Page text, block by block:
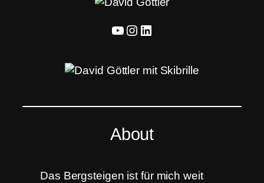
YouTube Instagram LinkedIn
About
Das Bergsteigen ist für mich weit